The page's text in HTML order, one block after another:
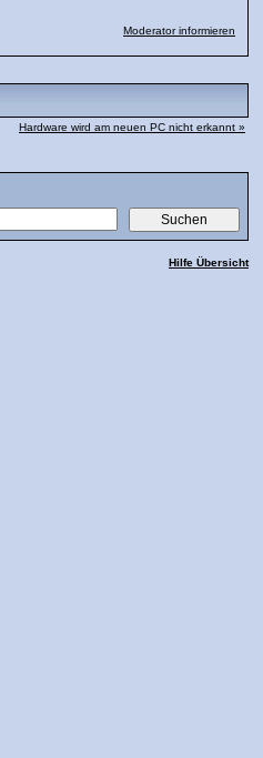
Moderator informieren
Hardware wird am neuen PC nicht erkannt »
Hilfe Übersicht